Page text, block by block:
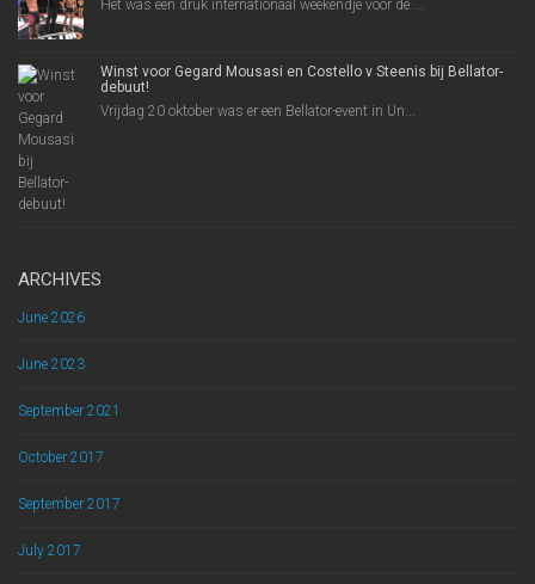
Het was een druk internationaal weekendje voor de ...
Winst voor Gegard Mousasi en Costello v Steenis bij Bellator-
debuut!
Vrijdag 20 oktober was er een Bellator-event in Un...
ARCHIVES
June 2026
June 2023
September 2021
October 2017
September 2017
July 2017